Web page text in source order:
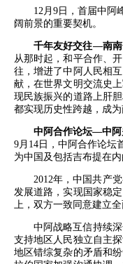
12月9日，首届中阿
阔前景的重要契机。
千年友好交往—南
从那时起，和平合作、
往，增进了中阿人民相
献，在世界文明交流史
现民族振兴的道路上肝
都实现历史性跨越，成为
中阿合作论坛—中阿
9月14日，中阿合作论坛
为中国及包括吉布提在
2012年，中国共产
发展道路，实现国家稳
上，双方一致同意建立
中阿战略互信持续
支持地区人民独立自主
地区错综复杂的矛盾和